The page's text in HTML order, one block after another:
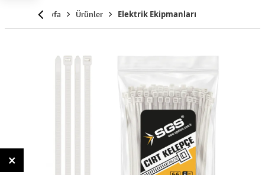
Anasayfa Ürünler Elektrik Ekipmanları
×